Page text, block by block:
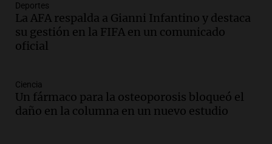
Deportes
La AFA respalda a Gianni Infantino y destaca
su gestión en la FIFA en un comunicado
oficial
Ciencia
Un fármaco para la osteoporosis bloqueó el
daño en la columna en un nuevo estudio